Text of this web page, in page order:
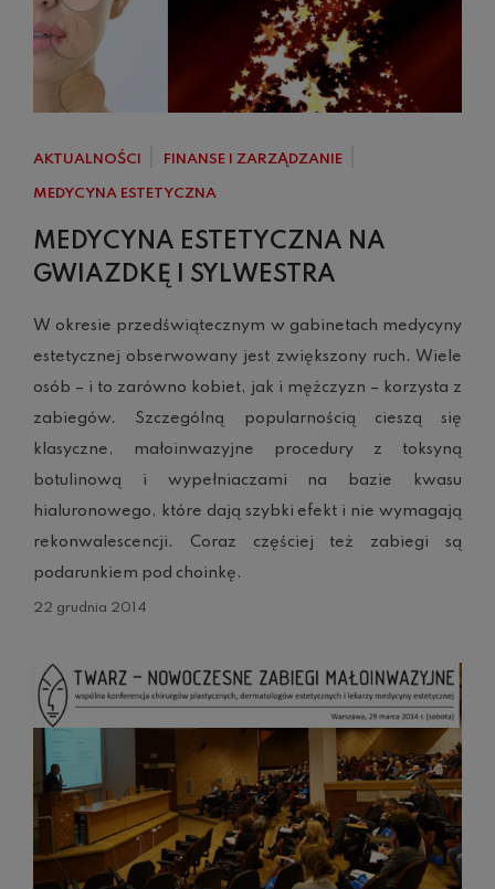
AKTUALNOŚCI FINANSE I ZARZĄDZANIE
MEDYCYNA ESTETYCZNA
MEDYCYNA ESTETYCZNA NA
GWIAZDKĘ I SYLWESTRA
22 grudnia 2014
W okresie przedświątecznym w gabinetach medycyny
estetycznej obserwowany jest zwiększony ruch. Wiele
osób – i to zarówno kobiet, jak i mężczyzn – korzysta z
zabiegów. Szczególną popularnością cieszą się
klasyczne, małoinwazyjne procedury z toksyną
botulinową i wypełniaczami na bazie kwasu
hialuronowego, które dają szybki efekt i nie wymagają
rekonwalescencji. Coraz częściej też zabiegi są
podarunkiem pod choinkę.